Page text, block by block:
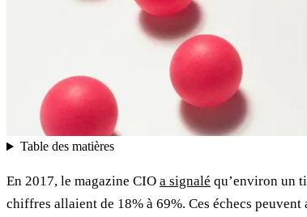
Table des matières
En 2017, le magazine CIO a signalé qu’environ un
chiffres allaient de 18% à 69%. Ces échecs